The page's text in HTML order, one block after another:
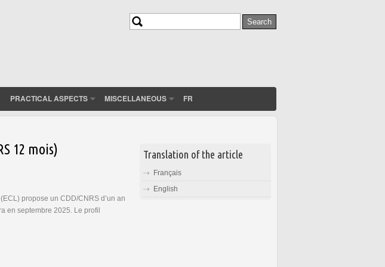
Search
PRACTICAL ASPECTS MISCELLANEOUS FR
12 mois)
propose un CDD/CNRS d’un an
en septembre 2025. Le profil
Translation of the article
Français
English